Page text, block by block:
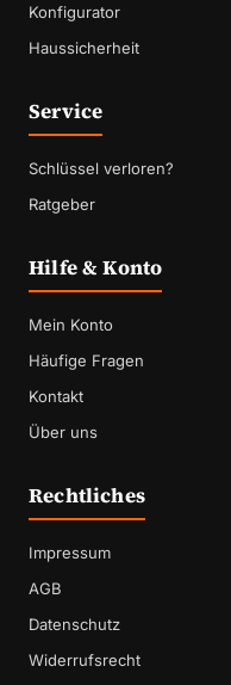
Konfigurator
Haussicherheit
Service
Schlüssel verloren?
Ratgeber
Hilfe & Konto
Mein Konto
Häufige Fragen
Kontakt
Über uns
Rechtliches
Impressum
AGB
Datenschutz
Widerrufsrecht